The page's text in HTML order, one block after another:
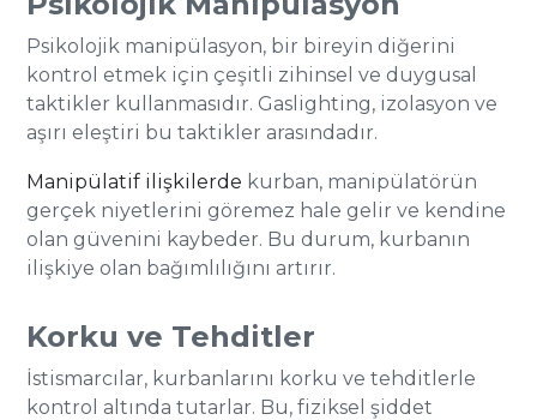
Psikolojik manipülasyon, bir bireyin diğerini
kontrol etmek için çeşitli zihinsel ve duygusal
taktikler kullanmasıdır. Gaslighting, izolasyon ve
aşırı eleştiri bu taktikler arasındadır.
Manipülatif ilişkilerde kurban, manipülatörün
gerçek niyetlerini göremez hale gelir ve kendine
olan güvenini kaybeder. Bu durum, kurbanın
ilişkiye olan bağımlılığını artırır.
Korku ve Tehditler
İstismarcılar, kurbanlarını korku ve tehditlerle
kontrol altında tutarlar. Bu, fiziksel şiddet